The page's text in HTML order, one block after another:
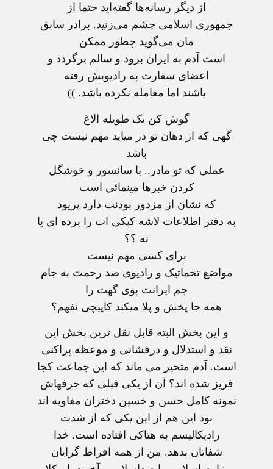
از دیگر رسانه‌ها گفته‌اید حتما از
جمهوری اسلامی چشم می‌زنید. برادر سابق
مان می‌گوید چطور ممکن
است آدم به ایران برود و سالم برگردد و
اعضای سفارت به رادیویش رفته
باشند اما معامله نکرده باشد. ))
گوش کن یک طویله الاغ
گهی که از دهان تو در میاید مهم نیست چی
باشد
عملی که تو مادر.. با سانسور و خوشگل
کردن خبرها مینمائي است
که نشان از مزدور بودنت دارد پریود
به دفتر اطلاعات لاشه کپکی ات را برده ای یا
نه ؟؟
برای کسی مهم نیست
مواضع تخماتیک و رادیوی صد رحمت به جام
جم ایرانت بوی گهت را
همه جا پخش و پلا میکند کاپیچی نفهم؟
و این بخش البته قابل نقل ترین بخش این
نقد و استدلال و درفشانی و موعظه پراکنی
است. آدم متحیر می ماند که این جماعت کجا
فریز شده اند؟ آن از یکی قبلی که حرفهاش
نمونه کامل خسن و خسین دختران مغاویه اند
بود این هم از این یکی که از شدت
رادیکالیسم به هتاکی افتاده است. خدا
شفاتان بدهد. من از همه افراط گرایان